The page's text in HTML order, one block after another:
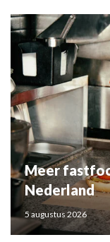
Meer
Nederland
5 augustus 2026